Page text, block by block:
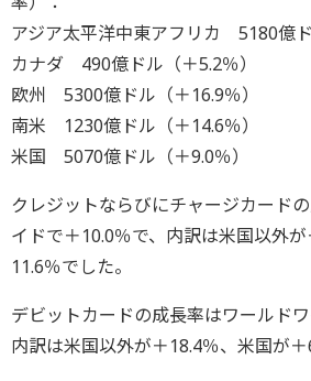
アジア太平洋中東アフリカ 5180億ド
カナダ 490億ドル（＋5.2％）
欧州 5300億ドル（＋16.9％）
南米 1230億ドル（＋14.6％）
米国 5070億ドル（＋9.0％）
クレジットならびにチャージカード
イドで＋10.0％で、内訳は米国以外
11.6％でした。
デビットカードの成長率はワールドワ
内訳は米国以外が＋18.4％、米国が＋